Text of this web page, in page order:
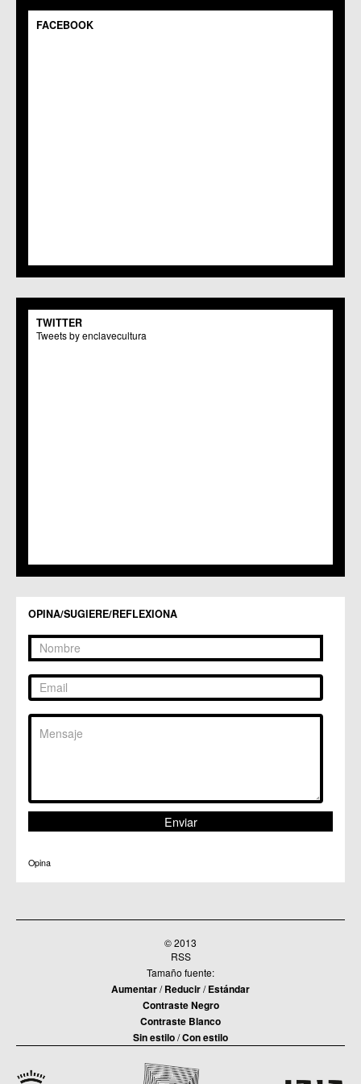
C.M. Gea y Truyols
C.C.S. La Paz
C.M. El Carmen
Centros Culturales
C.C. Puertas de Castilla
C.C. Zarandona
FACEBOOK
TWITTER
Tweets by enclavecultura
OPINA/SUGIERE/REFLEXIONA
Opina
© 2013
RSS
Tamaño fuente:
Aumentar/Reducir/Estándar
Contraste Negro
Contraste Blanco
Sin estilo/Con estilo